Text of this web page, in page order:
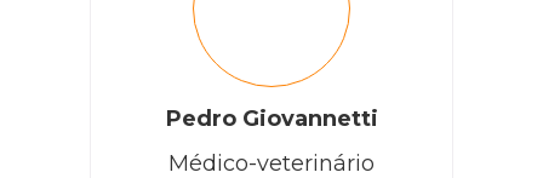
Pedro Giovannetti
Médico-veterinário